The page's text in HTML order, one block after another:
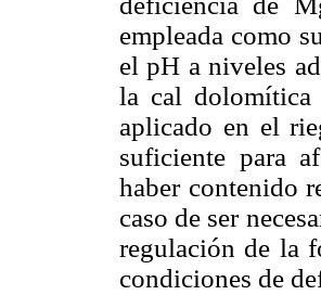
empleada como
el pH a niveles
la cal dolomítica
aplicado en el
suficiente para
haber contenido
caso de ser
regulación de la
condiciones de